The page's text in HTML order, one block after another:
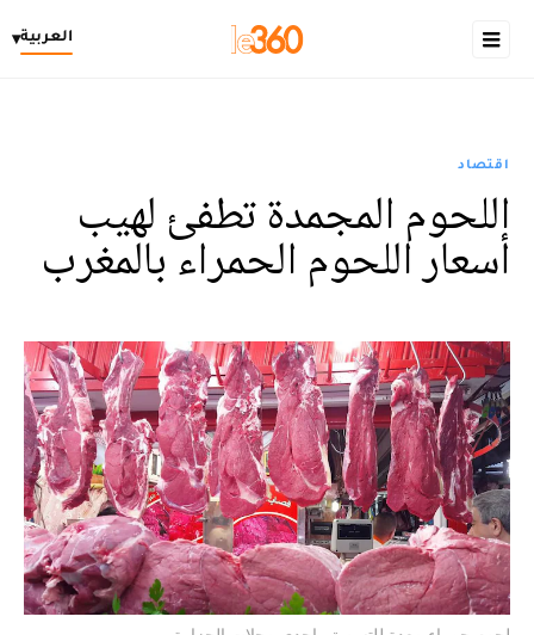
العربية▾
اقتصاد
اللحوم المجمدة تطفئ لهيب
أسعار اللحوم الحمراء بالمغرب